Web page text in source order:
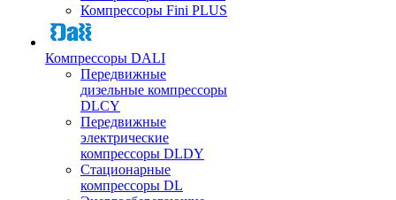
Компрессоры Fini PLUS
Компрессоры DALI
Передвижные
дизельные компрессоры
DLCY
Передвижные
электрические
компрессоры DLDY
Стационарные
компрессоры DL